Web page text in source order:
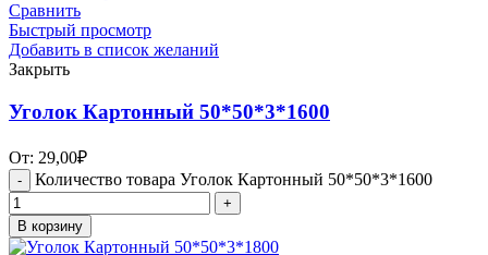
Сравнить
Быстрый просмотр
Добавить в список желаний
Закрыть
Уголок Картонный 50*50*3*1600
От: 29,00₽
Количество товара Уголок Картонный 50*50*3*1600
В корзину